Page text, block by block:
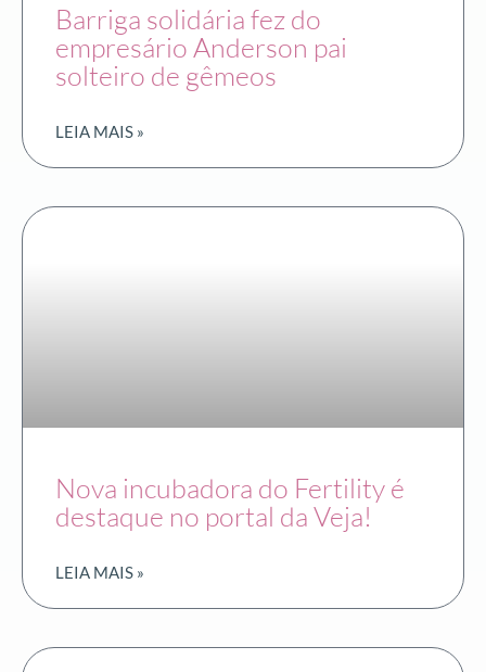
Barriga solidária fez do
empresário Anderson pai
solteiro de gêmeos
LEIA MAIS »
Nova incubadora do Fertility é
destaque no portal da Veja!
LEIA MAIS »